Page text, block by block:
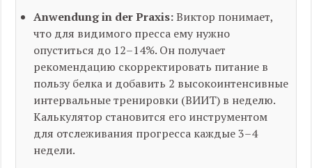
Anwendung in der Praxis:Виктор понимает,
что для видимого пресса ему нужно
опуститься до 12–14%. Он получает
рекомендацию скорректировать питание в
пользу белка и добавить 2 высокоинтенсивные
интервальные тренировки (ВИИТ) в неделю.
Калькулятор становится его инструментом
для отслеживания прогресса каждые 3–4
недели.